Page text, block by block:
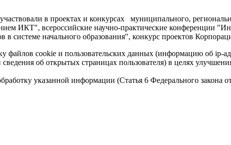
в проектах и конкурсах муниципального,
ИКТ", всероссийские научно-практические конференции
системе начального образования", конкурс проектов
файлов cookie и пользовательских данных (информацию об ip-
об открытых страницах пользователя) в целях
указанной информации (Статья 6 Федерального